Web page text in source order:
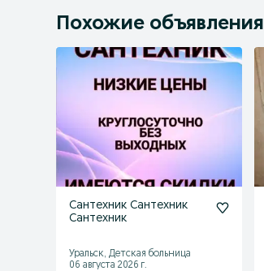
Похожие объявления
Сантехник Сантехник
Сантехник
Уральск, Детская больница
06 августа 2026 г.